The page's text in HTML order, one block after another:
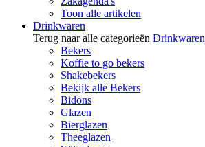
Toon alle artikelen
Drinkwaren
Terug naar alle categorieën Drinkwaren
Bekers
Koffie to go bekers
Shakebekers
Bekijk alle Bekers
Bidons
Glazen
Bierglazen
Theeglazen